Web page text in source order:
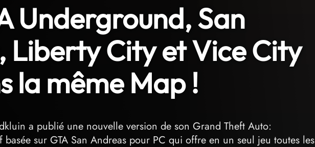
Underground, San
Liberty City et Vice City
la même Map !
a publié une nouvelle version de son Grand Theft Auto:
sur GTA San Andreas pour PC qui offre en un seul jeu toutes les